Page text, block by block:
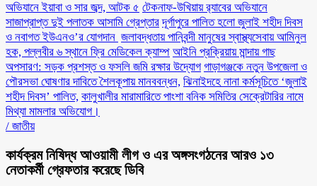
অভিযানে ইয়াবা ও সার জব্দ, আটক ৫ টেকনাফ-উখিয়ায় র‌্যাবের অভিযানে
সাজাপ্রাপ্ত দুই পলাতক আসামি গ্রেপ্তার ‎দূর্গাপুরে পালিত হলো জুলাই শহীদ দিবস
ও নবাগত ইউএনও’র যোগদান ‎ জলাবদ্ধতায় পানিবন্দী মানুষের স্বাস্থ্যসেবায় আমিনুল
হক, পল্লবীর ৬ স্থানে ফ্রি মেডিকেল ক্যাম্প আইনি প্রক্রিয়ায় মান্দায় গাছ
অপসারণ: সড়ক প্রশস্ত ও ফসলি জমি রক্ষার উদ্যোগ গাড়াগঞ্জকে নতুন উপজেলা ও
পৌরসভা ঘোষণার দাবিতে শৈলকূপায় মানববন্ধন, ঝিনাইদহে নানা কর্মসূচিতে ‘জুলাই
শহীদ দিবস’ পালিত, কালুখালীর মারামারিতে পাংশা বনিক সমিতির সেক্রেটারির নামে
মিথ্যা মামলার অভিযোগ।
/ জাতীয়
কার্যক্রম নিষিদ্ধ আওয়ামী লীগ ও এর অঙ্গসংগঠনের আরও ১৩
নেতাকর্মী গ্রেফতার করেছে ডিবি